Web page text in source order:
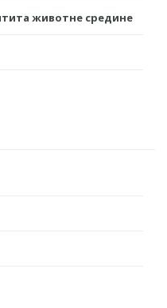
животне средине